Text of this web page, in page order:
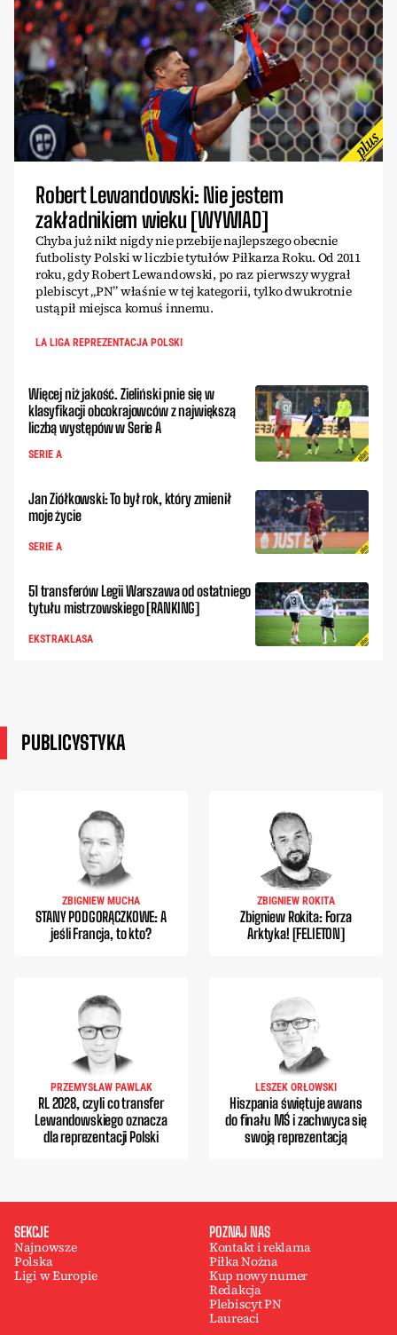
Robert Lewandowski: Nie jestem
zakładnikiem wieku [WYWIAD]
Chyba już nikt nigdy nie przebije najlepszego obecnie
futbolisty Polski w liczbie tytułów Piłkarza Roku. Od 2011
roku, gdy Robert Lewandowski, po raz pierwszy wygrał
plebiscyt „PN” właśnie w tej kategorii, tylko dwukrotnie
ustąpił miejsca komuś innemu.
LA LIGA REPREZENTACJA POLSKI
Więcej niż jakość. Zieliński pnie się w
klasyfikacji obcokrajowców z największą
liczbą występów w Serie A
SERIE A
Jan Ziółkowski: To był rok, który zmienił
moje życie
SERIE A
51 transferów Legii Warszawa od ostatniego
tytułu mistrzowskiego [RANKING]
EKSTRAKLASA
PUBLICYSTYKA
ZBIGNIEW MUCHA
STANY PODGORĄCZKOWE: A
jeśli Francja, to kto?
ZBIGNIEW ROKITA
Zbigniew Rokita: Forza
Arktyka! [FELIETON]
PRZEMYSŁAW PAWLAK
RL 2028, czyli co transfer
Lewandowskiego oznacza
dla reprezentacji Polski
LESZEK ORŁOWSKI
Hiszpania świętuje awans
do finału MŚ i zachwyca się
swoją reprezentacją
SEKCJE
Najnowsze
Polska
Ligi w Europie
POZNAJ NAS
Kontakt i reklama
Piłka Nożna
Kup nowy numer
Redakcja
Plebiscyt PN
Laureaci